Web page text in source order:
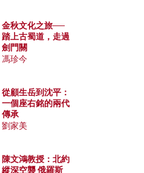
金秋文化之旅──
踏上古蜀道，走過
劍門關
馮珍今
從顧生岳到沈平：
一個座右銘的兩代
傳承
劉家美
陳文鴻教授：北約
縱深空襲 俄羅斯